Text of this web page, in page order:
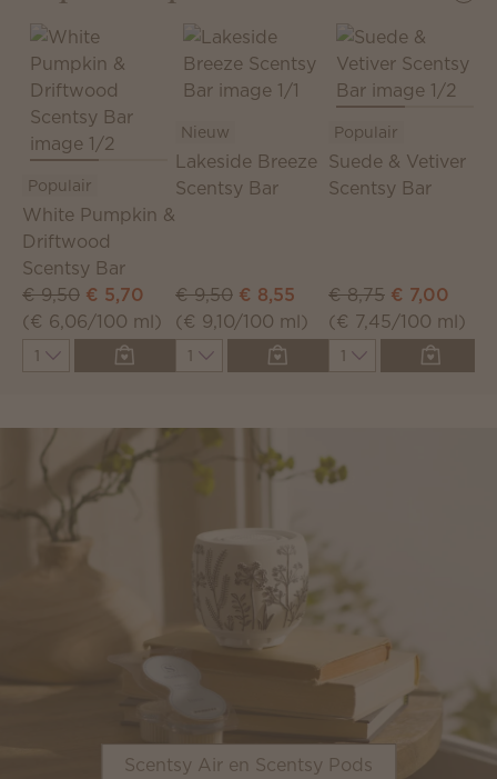
Populair
White Pumpkin &
Driftwood
Scentsy Bar
€ 9,50 € 5,70
(€ 6,06/100 ml)
Quantity
Nieuw
Lakeside Breeze
Scentsy Bar
€ 9,50 € 8,55
(€ 9,10/100 ml)
Quantity
Populair
Suede & Vetiver
Scentsy Bar
€ 8,75 € 7,00
(€ 7,45/100 ml)
Quantity
Scentsy Air en Scentsy Pods